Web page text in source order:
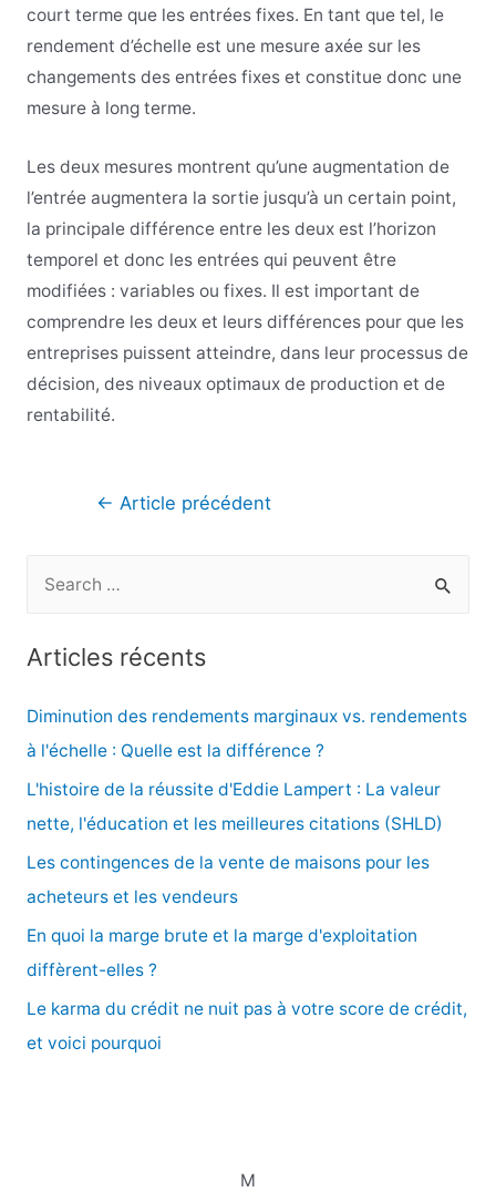
court terme que les entrées fixes. En tant que tel, le
rendement d’échelle est une mesure axée sur les
changements des entrées fixes et constitue donc une
mesure à long terme.
Les deux mesures montrent qu’une augmentation de
l’entrée augmentera la sortie jusqu’à un certain point,
la principale différence entre les deux est l’horizon
temporel et donc les entrées qui peuvent être
modifiées : variables ou fixes. Il est important de
comprendre les deux et leurs différences pour que les
entreprises puissent atteindre, dans leur processus de
décision, des niveaux optimaux de production et de
rentabilité.
Navigation
← Article précédent
e
r
c
:
Articles récents
Diminution des rendements marginaux vs. rendements
à l'échelle : Quelle est la différence ?
L'histoire de la réussite d'Eddie Lampert : La valeur
nette, l'éducation et les meilleures citations (SHLD)
Les contingences de la vente de maisons pour les
acheteurs et les vendeurs
En quoi la marge brute et la marge d'exploitation
diffèrent-elles ?
Le karma du crédit ne nuit pas à votre score de crédit,
et voici pourquoi
M